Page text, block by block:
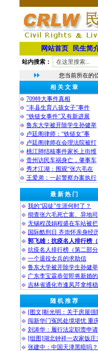
网站首页 民生简
站内搜索：
您当前所在的
相 关 文 章
709特大事件真相
“丰县生育八孩女子”事件
“铁链女事件”又有新进展
鲁东大学被开除学生孙健举
卢廷阁律师：“铁链女”事
卢廷阁律师在会理法院被打
桃江肺结核事件家长上街维
贵州访民车祸身亡，肇事车
秀才江湖：围观“张六毛在
王爱弟：一起警察办案执行
最 新 热 门
我的“囚徒”生涯何时了？
彻查张六毛死亡案、异地司
无锡程茂娟程盛在车站被拦
国际酷刑日 齐崇怀亲身经
郭飞雄：抗疫名人排行榜（
抗疫名人排行榜（第二部分
一个退役女兵的求助信
鲁东大学被开除学生孙健举
广东李宝霖恭贺即将新婚的
吉林省通化市逢凤芹拿维稳
随 机 推 荐
[图文]靳光明：关于房屋强
闯新华门冤民处境堪忧 重
刘涛华：履行法定职责申请
[组图]湖北钟祥一农家饭庄
张建中：中国天津黑暗吗？